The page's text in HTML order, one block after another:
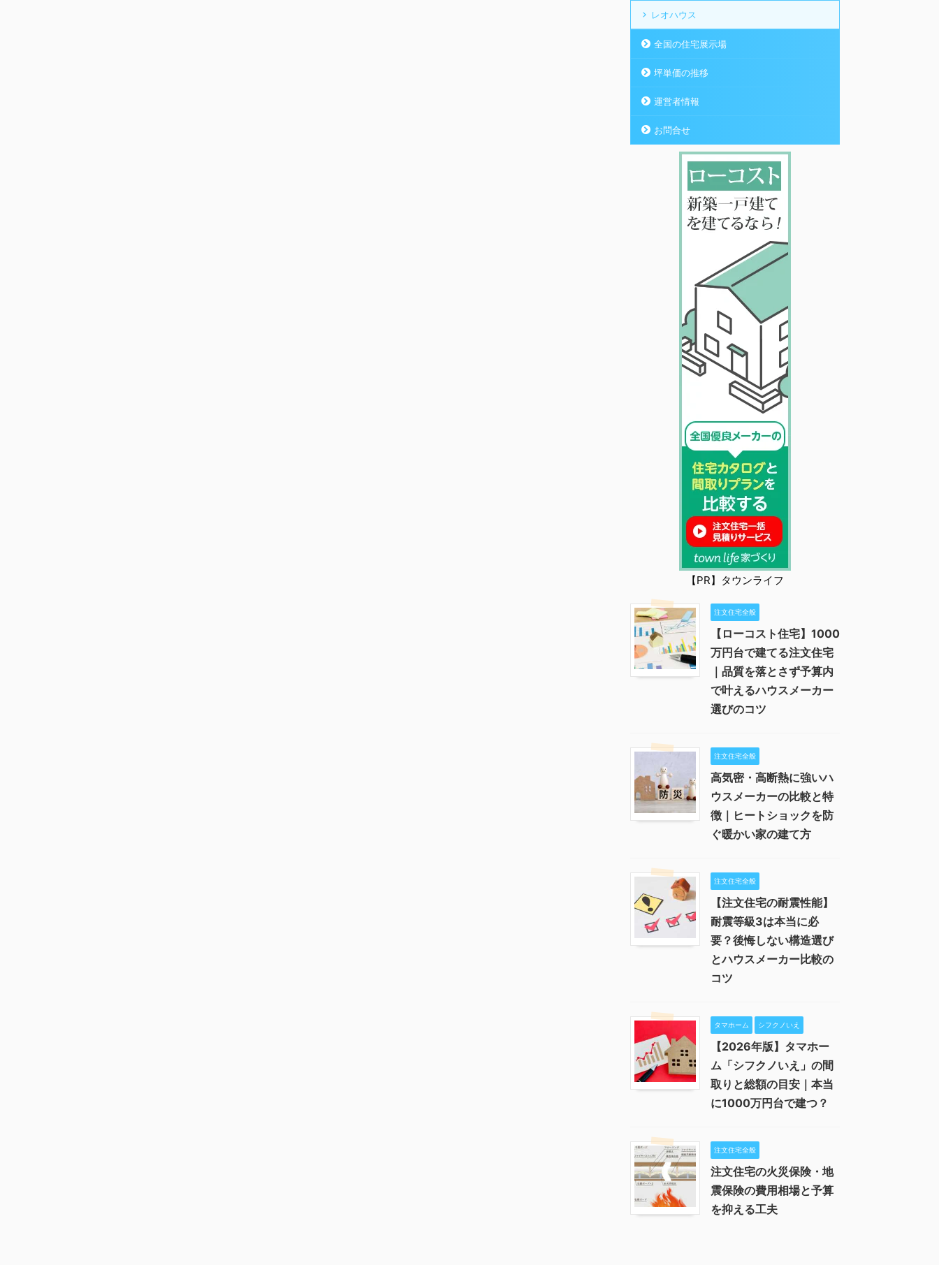
レオハウス
全国の住宅展示場
坪単価の推移
運営者情報
お問合せ
【PR】タウンライフ
注文住宅全般
【ローコスト住宅】1000
万円台で建てる注文住宅
｜品質を落とさず予算内
で叶えるハウスメーカー
選びのコツ
注文住宅全般
高気密・高断熱に強いハ
ウスメーカーの比較と特
徴｜ヒートショックを防
ぐ暖かい家の建て方
注文住宅全般
【注文住宅の耐震性能】
耐震等級3は本当に必
要？後悔しない構造選び
とハウスメーカー比較の
コツ
タマホーム シフクノいえ
【2026年版】タマホー
ム「シフクノいえ」の間
取りと総額の目安｜本当
に1000万円台で建つ？
注文住宅全般
注文住宅の火災保険・地
震保険の費用相場と予算
を抑える工夫